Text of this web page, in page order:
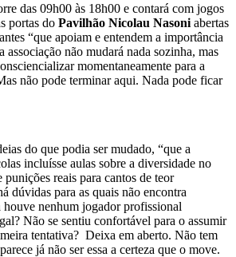
das 09h00 às 18h00 e contará com jogos
portas do Pavilhão Nicolau Nasoni abertas
“que apoiam e entendem a importância
associação não mudará nada sozinha, mas
momentaneamente para a
não pode terminar aqui. Nada pode ficar
do que podia ser mudado, “que a
incluísse aulas sobre a diversidade no
punições reais para cantos de teor
dúvidas para as quais não encontra
houve nenhum jogador profissional
Não se sentiu confortável para o assumir
tentativa? Deixa em aberto. Não tem
já não ser essa a certeza que o move.